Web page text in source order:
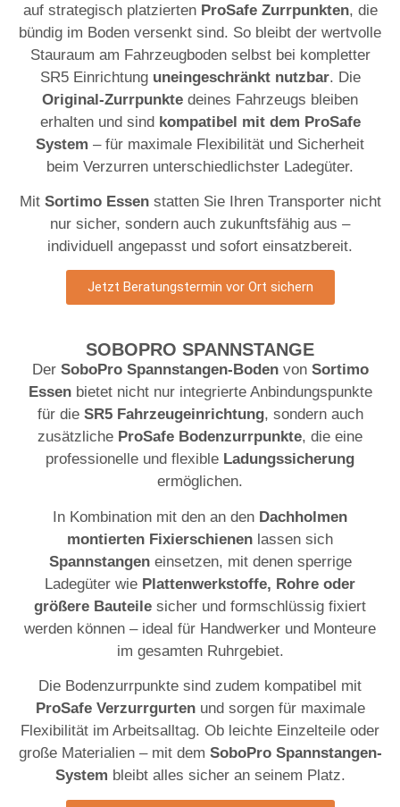
auf strategisch platzierten ProSafe Zurrpunkten, die
bündig im Boden versenkt sind. So bleibt der wertvolle
Stauraum am Fahrzeugboden selbst bei kompletter
SR5 Einrichtung uneingeschränkt nutzbar. Die
Original-Zurrpunkte deines Fahrzeugs bleiben
erhalten und sind kompatibel mit dem ProSafe
System – für maximale Flexibilität und Sicherheit
beim Verzurren unterschiedlichster Ladegüter.
Mit Sortimo Essenstatten Sie Ihren Transporter nicht
nur sicher, sondern auch zukunftsfähig aus –
individuell angepasst und sofort einsatzbereit.
Jetzt Beratungstermin vor Ort sichern
SOBOPRO SPANNSTANGE
Der SoboPro Spannstangen-Bodenvon Sortimo
Essenbietet nicht nur integrierte Anbindungspunkte
für die SR5 Fahrzeugeinrichtung, sondern auch
zusätzliche ProSafe Bodenzurrpunkte, die eine
professionelle und flexible Ladungssicherung
ermöglichen.
In Kombination mit den an den Dachholmen
montierten Fixierschienen lassen sich
Spannstangeneinsetzen, mit denen sperrige
Ladegüter wie Plattenwerkstoffe, Rohre oder
größere Bauteile sicher und formschlüssig fixiert
werden können – ideal für Handwerker und Monteure
im gesamten Ruhrgebiet.
Die Bodenzurrpunkte sind zudem kompatibel mit
ProSafe Verzurrgurtenund sorgen für maximale
Flexibilität im Arbeitsalltag. Ob leichte Einzelteile oder
große Materialien – mit dem SoboPro Spannstangen-
System bleibt alles sicher an seinem Platz.